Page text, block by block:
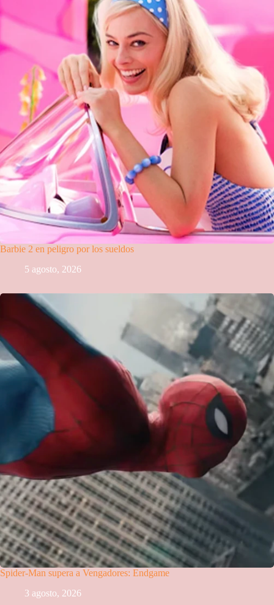
Barbie 2 en peligro por los sueldos
5 agosto, 2026
Spider-Man supera a Vengadores: Endgame
3 agosto, 2026